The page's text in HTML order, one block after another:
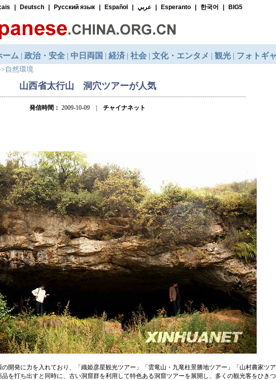
自然環境
山西省太行山 洞穴ツアーが人気
発信時間： 2009-10-09 | チャイナネット
開発に力を入れており、「織姫彦星観光ツアー」「雲竜山・九竜柱景勝地ツアー」「山村農家ツア
を打ち出すと同時に、古い洞窟群を利用して特色ある洞窟ツアーを展開し、多くの観光客をひきつ